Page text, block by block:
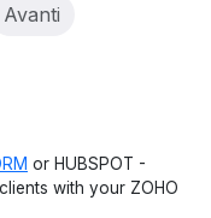
Avanti
or HUBSPOT -
with your ZOHO